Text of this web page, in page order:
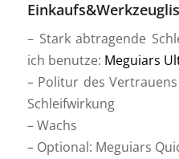
– Stark abtragende
ich benutze: Meguiars
– Politur des
Schleifwirkung
– Wachs
– Optional: Meguiars